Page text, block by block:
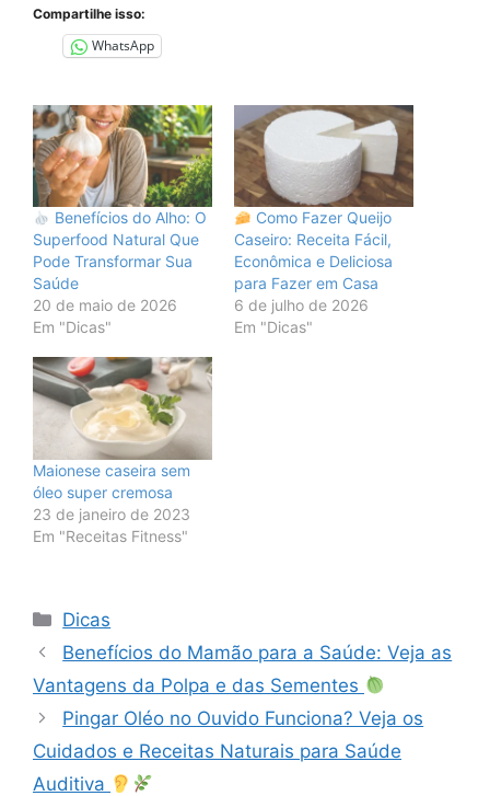
Compartilhe isso:
WhatsApp
Benefícios do Alho: O
Superfood Natural Que
Pode Transformar Sua
Saúde
20 de maio de 2026
Em "Dicas"
Como Fazer Queijo
Caseiro: Receita Fácil,
Econômica e Deliciosa
para Fazer em Casa
6 de julho de 2026
Em "Dicas"
Maionese caseira sem
óleo super cremosa
23 de janeiro de 2023
Em "Receitas Fitness"
Categorias
Dicas
Benefícios do Mamão para a Saúde: Veja as
Vantagens da Polpa e das Sementes
Pingar Oléo no Ouvido Funciona? Veja os
Cuidados e Receitas Naturais para Saúde
Auditiva